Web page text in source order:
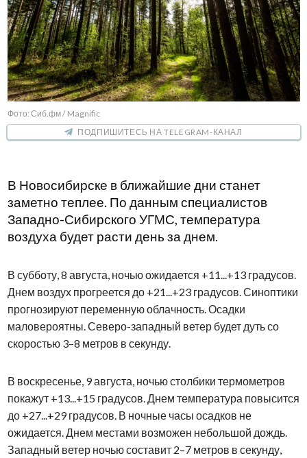
Фото: Сиб.фм / Magnific
ПОДПИШИТЕСЬ НА TELEGRAM-КАНАЛ
В Новосибирске в ближайшие дни станет
заметно теплее. По данным специалистов
Западно-Сибирского УГМС, температура
воздуха будет расти день за днем.
В субботу, 8 августа, ночью ожидается +11...+13 градусов.
Днем воздух прогреется до +21...+23 градусов. Синоптики
прогнозируют переменную облачность. Осадки
маловероятны. Северо-западный ветер будет дуть со
скоростью 3–8 метров в секунду.
В воскресенье, 9 августа, ночью столбики термометров
покажут +13...+15 градусов. Днем температура повысится
до +27...+29 градусов. В ночные часы осадков не
ожидается. Днем местами возможен небольшой дождь.
Западный ветер ночью составит 2–7 метров в секунду,